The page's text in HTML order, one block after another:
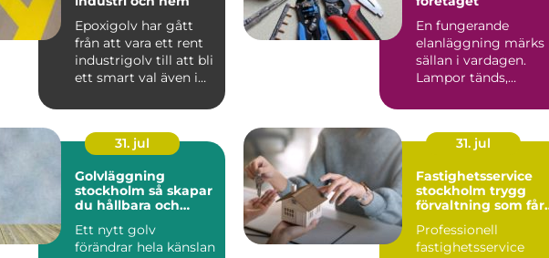
Epoxigolv har gått
från att vara ett rent
industrigolv till att bli
ett smart val även i
En fungerande
elanläggning märks
sällan i vardagen.
Lampor tänds,
systemen bara...
31. jul
Golvläggning
stockholm så skapar
du hållbara och
Ett nytt golv
förändrar hela känslan
31. jul
Fastighetsservice
stockholm trygg
förvaltning som får
fungera
Professionell
fastighetsservice